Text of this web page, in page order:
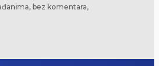
bez komentara,